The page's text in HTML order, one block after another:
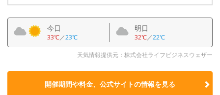
今日
33℃／23℃
明日
32℃／22℃
天気情報提供元：株式会社ライフビジネスウェザー
開催期間や料金、公式サイトの情報を見る